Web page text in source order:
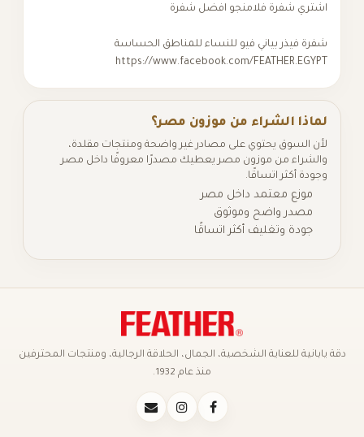
اشتري شفرة فلامنجو افضل شفرة
شفرة فيذر بياني فيو للنساء للمناطق الحساسة
https://www.facebook.com/FEATHER.EGYPT
لماذا الشراء من موزون مصر؟
لأن السوق يحتوي على مصادر غير واضحة ومنتجات مقلدة،
والشراء من موزون مصر يعطيك مصدرًا معروفًا داخل مصر
وجودة أكثر اتساقًا.
موزع معتمد داخل مصر
مصدر واضح وموثوق
جودة وتغليف أكثر اتساقًا
دقة يابانية للعناية الشخصية، الجمال، الحلاقة الرجالية، ومنتجات المحترفين
منذ عام 1932.